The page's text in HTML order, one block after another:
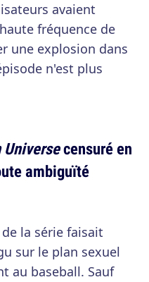
avaient
fréquence de
une explosion dans
n'est plus
Universecensuré en
ambiguïté
de la série faisait
sur le plan sexuel
au baseball. Sauf